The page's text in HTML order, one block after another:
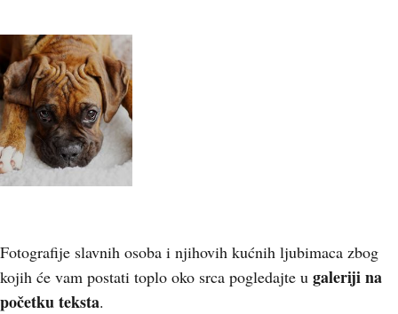
Fotografije slavnih osoba i njihovih kućnih ljubimaca zbog
kojih će vam postati toplo oko srca pogledajte u galeriji na
početku teksta.